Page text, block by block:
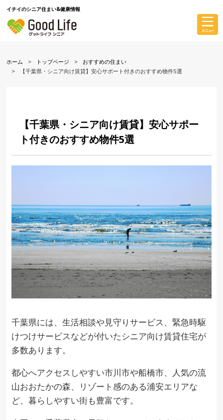
イチイのシニア住まい&健康情報
ホーム トップページ
おすすめの住まい
【千葉県・シニア向け賃貸】安心サポート付きのおすすめ物件5選
【千葉県・シニア向け賃貸】安心サポー
ト付きのおすすめ物件5選
千葉県には、生活相談や見守りサービス、緊急時駆
けつけサービスなどが付いたシニア向け賃貸住宅が
多数あります。
都心へアクセスしやすい市川市や船橋市、人気の流
山おおたかの森、リゾート感のある浦安エリアな
ど、暮らしやすい街も豊富です。